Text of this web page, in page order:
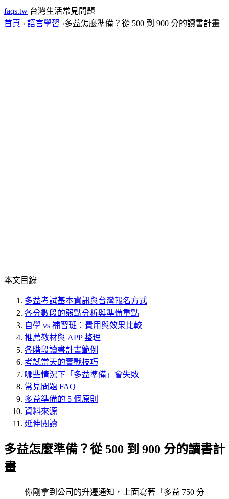
faqs.tw 台灣生活常見問題
首頁 › 語言學習 ›多益怎麼準備？從 500 到 900 分的讀書計畫
本文目錄
多益考試基本資訊與台灣報名方式
各分數段的弱點分析與準備重點
自學 vs 補習班：費用與效果比較
推薦教材與 APP 整理
各階段讀書計畫範例
考試當天的實戰技巧
哪些情況下「多益準備」會失敗
常見問題 FAQ
多益準備的 5 個原則
資料來源
延伸閱讀
多益怎麼準備？從 500 到 900 分的讀書計
畫
你剛拿到公司的升遷通知，上面寫著「多益 750 分